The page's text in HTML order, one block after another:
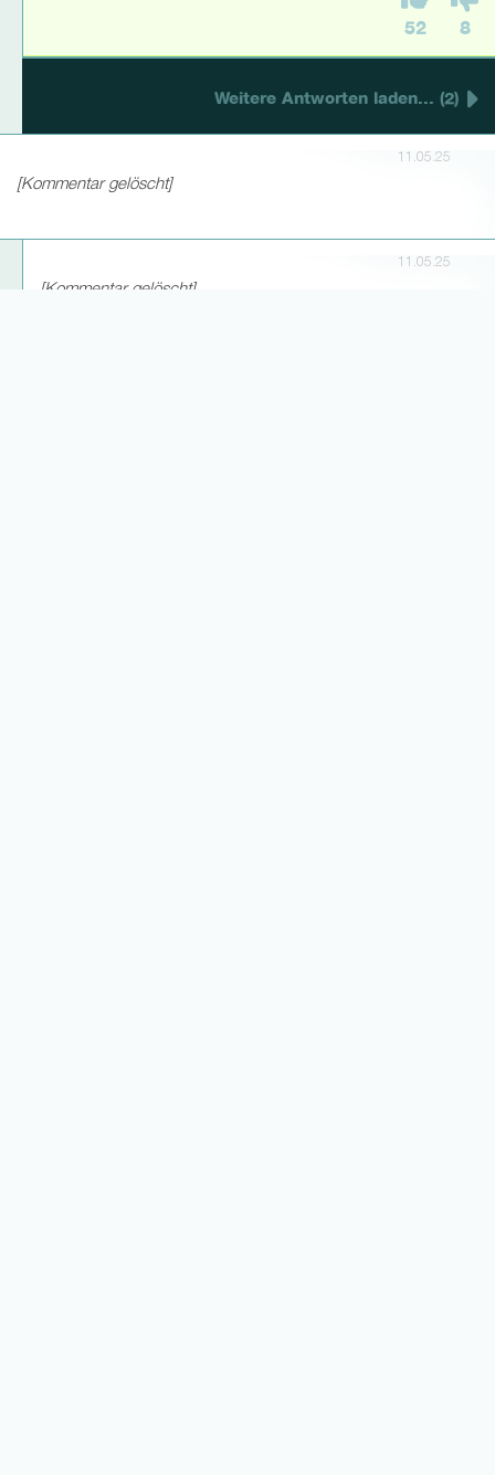
52 8
Weitere Antworten laden... (2)
11.05.25
[Kommentar gelöscht]
11.05.25
[Kommentar gelöscht]